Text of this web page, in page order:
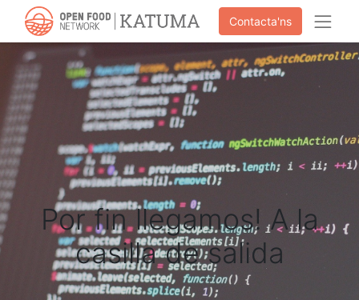
Contacta'ns
Por fin llegamos! A la
casilla de salida